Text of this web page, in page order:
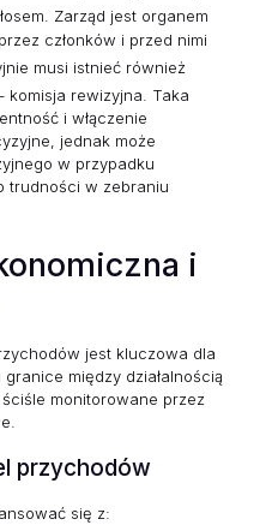
Zarząd jest organem
członków i przed nimi
musi istnieć również
komisja rewizyjna. Taka
i włączenie
jednak może
w przypadku
trudności w zebraniu
i
jest kluczowa dla
między działalnością
monitorowane przez
przychodów
się z: